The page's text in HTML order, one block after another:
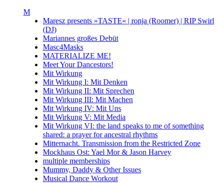
M
Maresz presents »TASTE« | ronja (Roomer) | RIP Swirl
(DJ)
Mariannes großes Debüt
Masc4Masks
MATERIALIZE ME!
Meet Your Dancestors!
Mit Wirkung
Mit Wirkung I: Mit Denken
Mit Wirkung II: Mit Sprechen
Mit Wirkung III: Mit Machen
Mit Wirkung IV: Mit Uns
Mit Wirkung V: Mit Media
Mit Wirkung VI: the land speaks to me of something
shared: a prayer for ancestral rhythms
Mitternacht. Transmission from the Restricted Zone
Mockhaus Ost: Yael Mor & Jason Harvey
multiple memberships
Mummy, Daddy & Other Issues
Musical Dance Workout